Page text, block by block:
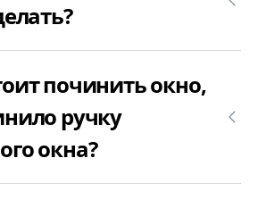
можно сделать – это вызвать
пластикового окна. После того,
причину, из-за которой
пластикового окна.
починить окно,
ручку
окна?